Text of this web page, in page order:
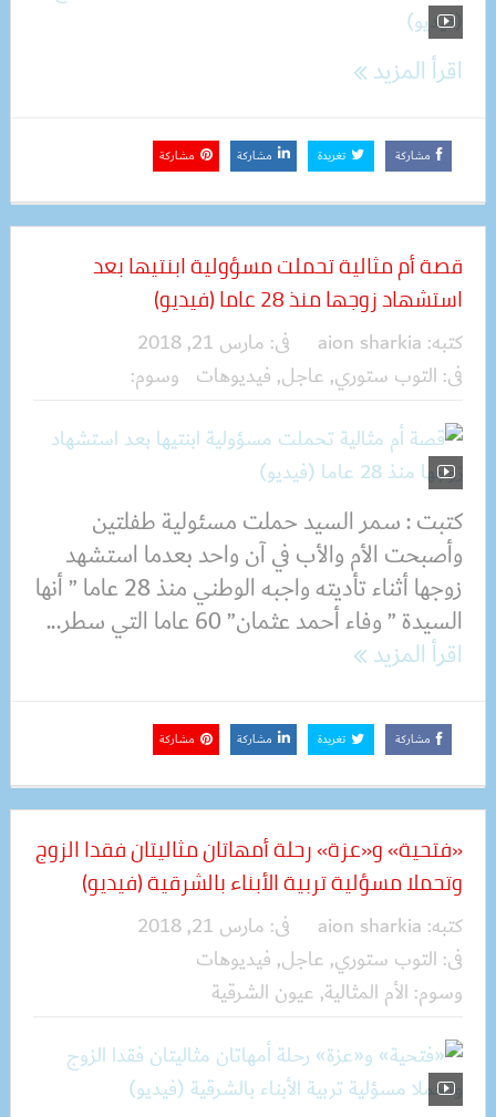
اقرأ المزيد
مشاركة تغريدة مشاركة مشاركة
قصة أم مثالية تحملت مسؤولية ابنتيها بعد
استشهاد زوجها منذ 28 عاما (فيديو)
كتبه: aion sharkia فى: مارس 21, 2018
فى: التوب ستوري, عاجل, فيديوهات وسوم:
كتبت : سمر السيد حملت مسئولية طفلتين
وأصبحت الأم والأب في آن واحد بعدما استشهد
زوجها أثناء تأديته واجبه الوطني منذ 28 عاما ” أنها
السيدة ” وفاء أحمد عثمان” 60 عاما التي سطر...
اقرأ المزيد
مشاركة تغريدة مشاركة مشاركة
«فتحية» و«عزة» رحلة أمهاتان مثاليتان فقدا الزوج
وتحملا مسؤلية تربية الأبناء بالشرقية (فيديو)
كتبه: aion sharkia فى: مارس 21, 2018
فى: التوب ستوري, عاجل, فيديوهات
وسوم: الأم المثالية, عيون الشرقية